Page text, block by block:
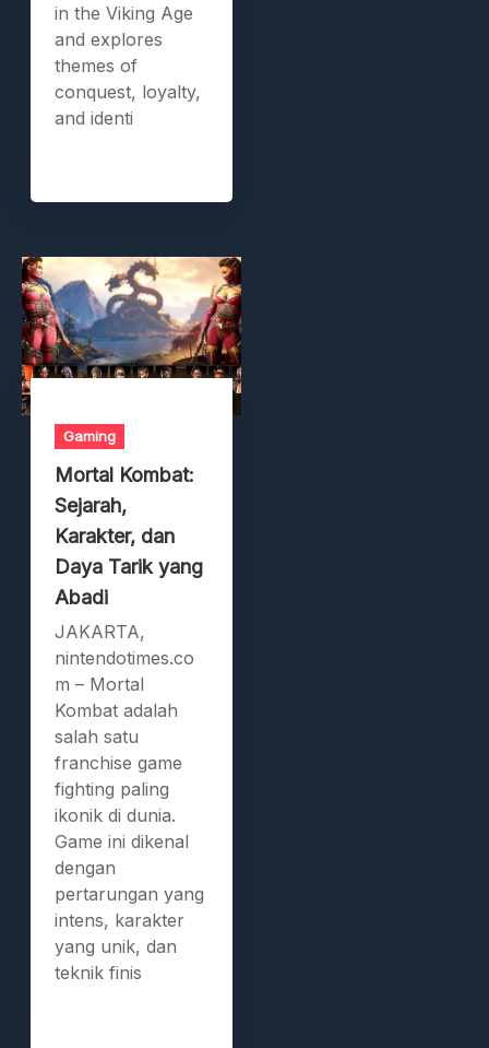
in the Viking Age
and explores
themes of
conquest, loyalty,
and identi
Gaming
Mortal Kombat:
Sejarah,
Karakter, dan
Daya Tarik yang
Abadi
JAKARTA,
nintendotimes.co
m – Mortal
Kombat adalah
salah satu
franchise game
fighting paling
ikonik di dunia.
Game ini dikenal
dengan
pertarungan yang
intens, karakter
yang unik, dan
teknik finis